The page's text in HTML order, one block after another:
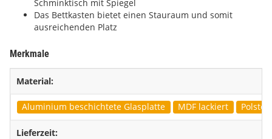
Schminktisch mit Spiegel
Das Bettkasten bietet einen Stauraum und somit
ausreichenden Platz
Merkmale
Material:
Aluminium beschichtete Glasplatte MDF lackiert Polster
Lieferzeit: